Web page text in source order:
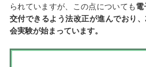
られていますが、この点についても電
交付できるよう法改正が進んでおり
会実験が始まっています。